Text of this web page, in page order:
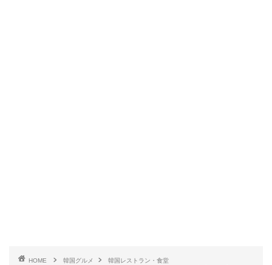
HOME 韓国グルメ
韓国レストラン・食堂